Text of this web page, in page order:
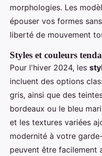
morphologies. Les
épouser vos formes
liberté de mouvement
Styles et couleurs
Pour l'hiver 2024, les
incluent des options
gris, ainsi que des
bordeaux ou le bleu
et les textures variées
modernité à votre
peuvent être facilement